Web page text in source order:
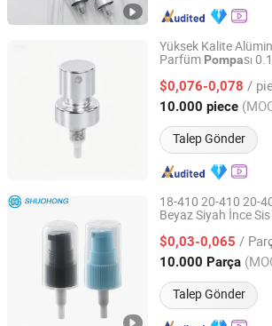
Yüksek Kalite
Parfüm Pompası
Aksesuarı
$0,076-0,078 /
10.000 piece
Talep Gönder
Yuyao Zhuoyu Plastic Industry Co., Ltd.
Zhejiang, China Fiyat 2025
18-410 20-410 20-
Beyaz Siyah İnce
Pompası
$0,03-0,065 /
10.000 Parça
Talep Gönder
YUYAO SHUOHONG COMMODITY CO.,
Zhejiang, China Fiyat 2017